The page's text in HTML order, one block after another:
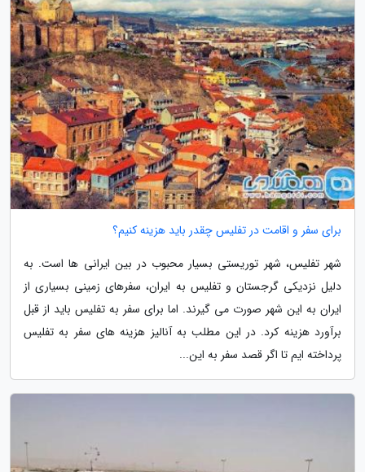
برای سفر و اقامت در تفلیس چقدر باید هزینه کنیم؟
شهر تفلیس، شهر توریستی بسیار محبوب در بین ایرانی ها است. به
دلیل نزدیکی گرجستان و تفلیس به ایران، سفرهای زمینی بسیاری از
ایران به این شهر صورت می گیرند. اما برای سفر به تفلیس باید از قبل
برآورد هزینه کرد. در این مطلب به آنالیز هزینه های سفر به تفلیس
پرداخته ایم تا اگر قصد سفر به این...